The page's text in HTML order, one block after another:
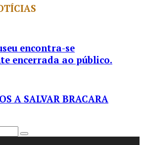
encontra-se
encerrada ao público.
A SALVAR BRACARA